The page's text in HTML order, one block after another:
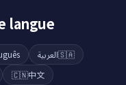
langue
🇸🇦العربية
🇨🇳中文